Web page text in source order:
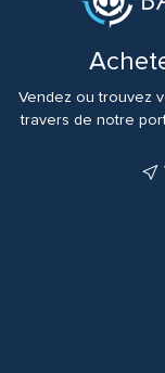
Vendez ou trouvez
travers de notre